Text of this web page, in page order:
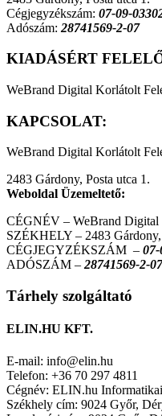
Cégjegyzékszám: 07-09-
Adószám: 28741569-2-07
KIADÁSÉRT
WeBrand Digital Korlátolt
KAPCSOLAT:
WeBrand Digital Korlátolt
2483 Gárdony, Posta utca 1.
Weboldal Üzemeltető:
CÉGNÉV – WeBrand Digital
SZÉKHELY – 2483
CÉGJEGYZÉKSZÁM – 07-
ADÓSZÁM –28741569-2-07
Tárhely szolgáltató
ELIN.HU KFT.
E-mail: info@elin.hu
Telefon: +36 70 297 4811
Cégnév: ELIN.hu
Székhely cím: 9024 Győr,